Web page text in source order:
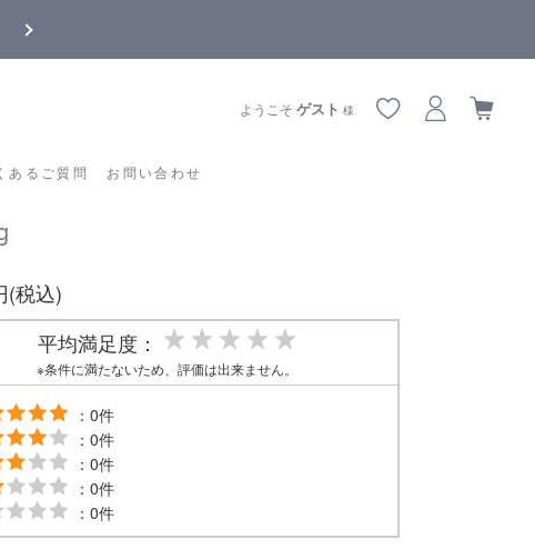
お届けに遅延が生じております
あるご質問 お問い合わせ
ようこそゲスト 様
よくあるご質問
(税込)
平均満足度：
※条件に満たないため、評価は出来ません。
：0件
：0件
：0件
：0件
：0件